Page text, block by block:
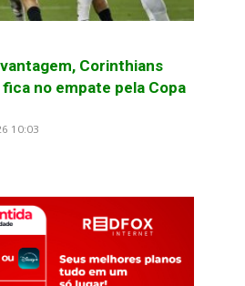
Corinthians
no empate pela Copa
10:03